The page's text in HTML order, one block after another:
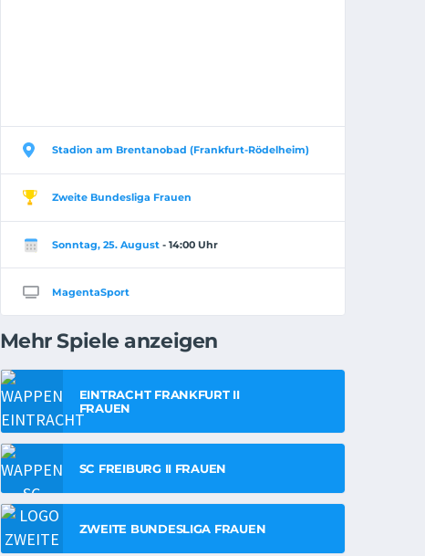
Stadion am Brentanobad (Frankfurt-Rödelheim)
Zweite Bundesliga Frauen
Sonntag, 25. August- 14:00 Uhr
MagentaSport
Mehr Spiele anzeigen
EINTRACHT FRANKFURT II
FRAUEN
SC FREIBURG II FRAUEN
ZWEITE BUNDESLIGA FRAUEN